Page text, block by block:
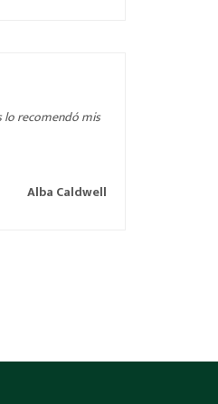
lo recomendó mis
Alba Caldwell